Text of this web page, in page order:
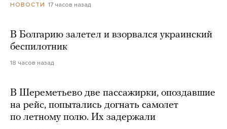
НОВОСТИ 17 часов назад
В Болгарию залетел и взорвался украинский
беспилотник
18 часов назад
В Шереметьево две пассажирки, опоздавшие
на рейс, попытались догнать самолет
по летному полю. Их задержали